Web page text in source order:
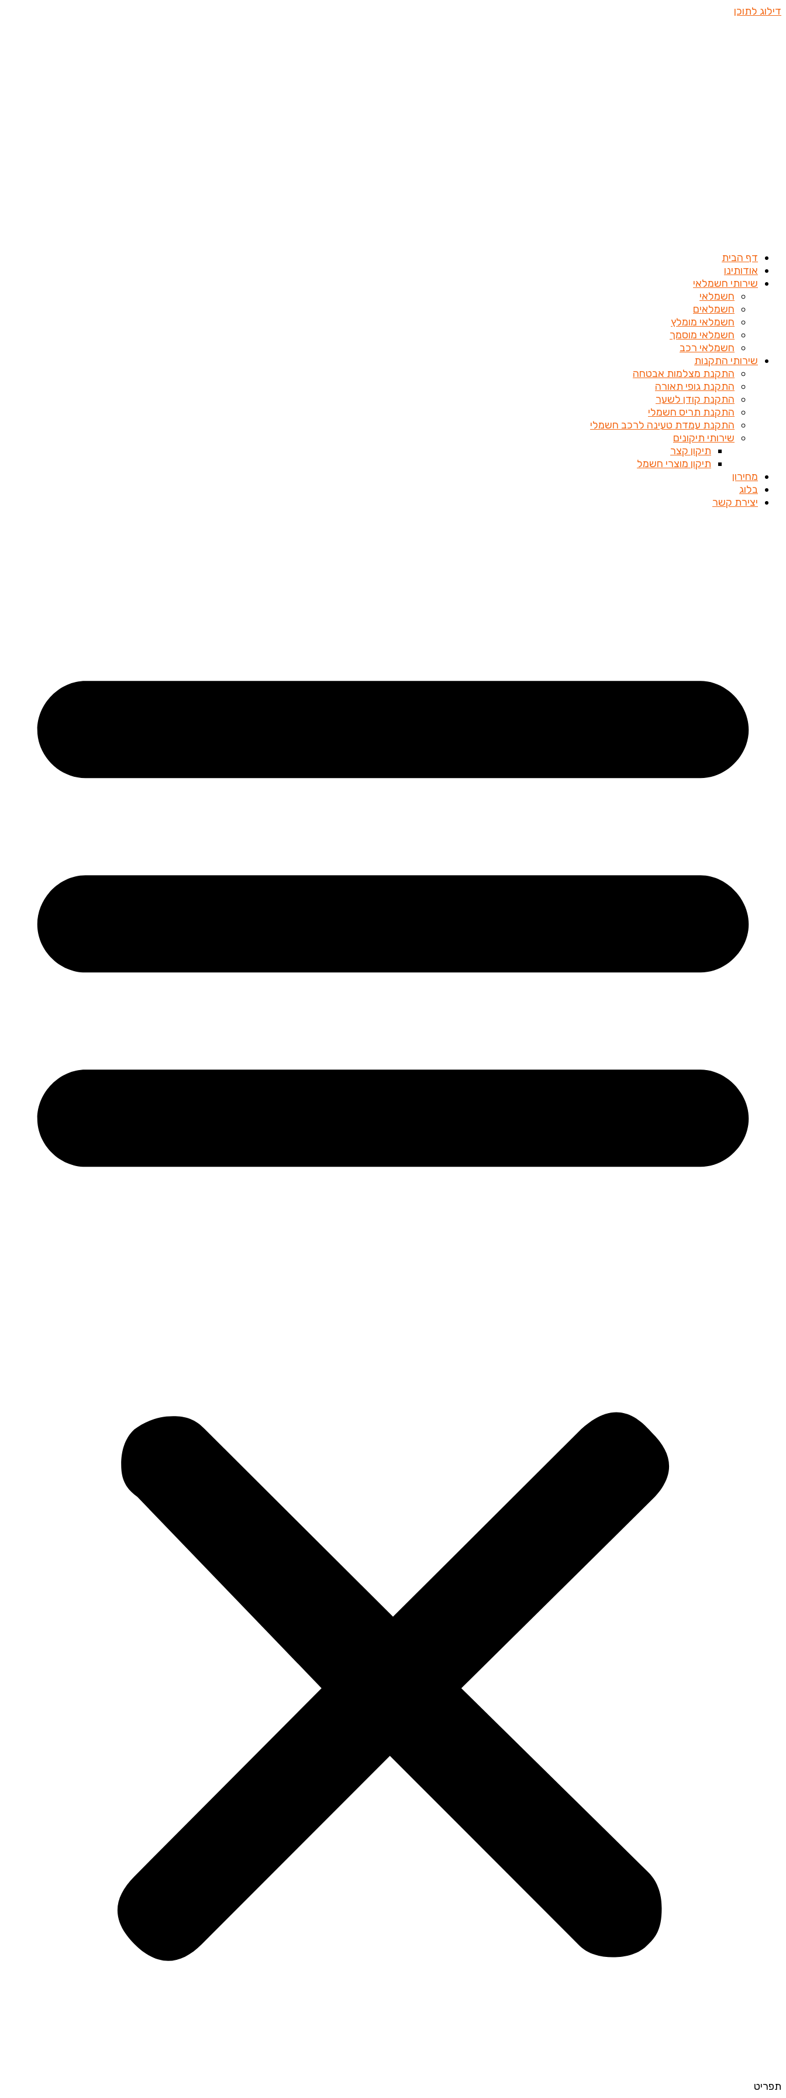
דילוג לתוכן
דף הבית
אודותינו
שירותי חשמלאי
חשמלאי
חשמלאים
חשמלאי מומלץ
חשמלאי מוסמך
חשמלאי רכב
שירותי התקנות
התקנת מצלמות אבטחה
התקנת גופי תאורה
התקנת קודן לשער
התקנת תריס חשמלי
התקנת עמדת טעינה לרכב חשמלי
שירותי תיקונים
תיקון קצר
תיקון מוצרי חשמל
מחירון
בלוג
יצירת קשר
תפריט